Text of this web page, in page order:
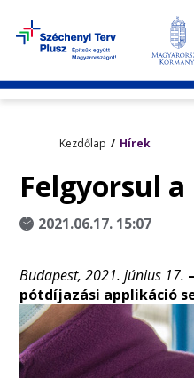
Kezdőlap Hírek
Felgyorsul
2021.06.17. 15:07
Budapest, 2021. június 17. –
pótdíjazási applikáció